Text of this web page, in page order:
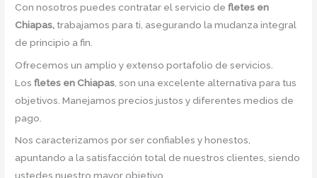
Con nosotros puedes contratar el servicio defletes en
Chiapas, trabajamos para ti, asegurando la mudanza integral
de principio a fin.
Ofrecemos un amplio y extenso portafolio de servicios.
Losfletes en Chiapas , son una excelente alternativa para tus
objetivos. Manejamos precios justos y diferentes medios de
pago.
Nos caracterizamos por ser confiables y honestos,
apuntando a la satisfacción total de nuestros clientes, siendo
ustedes nuestro mayor objetivo.